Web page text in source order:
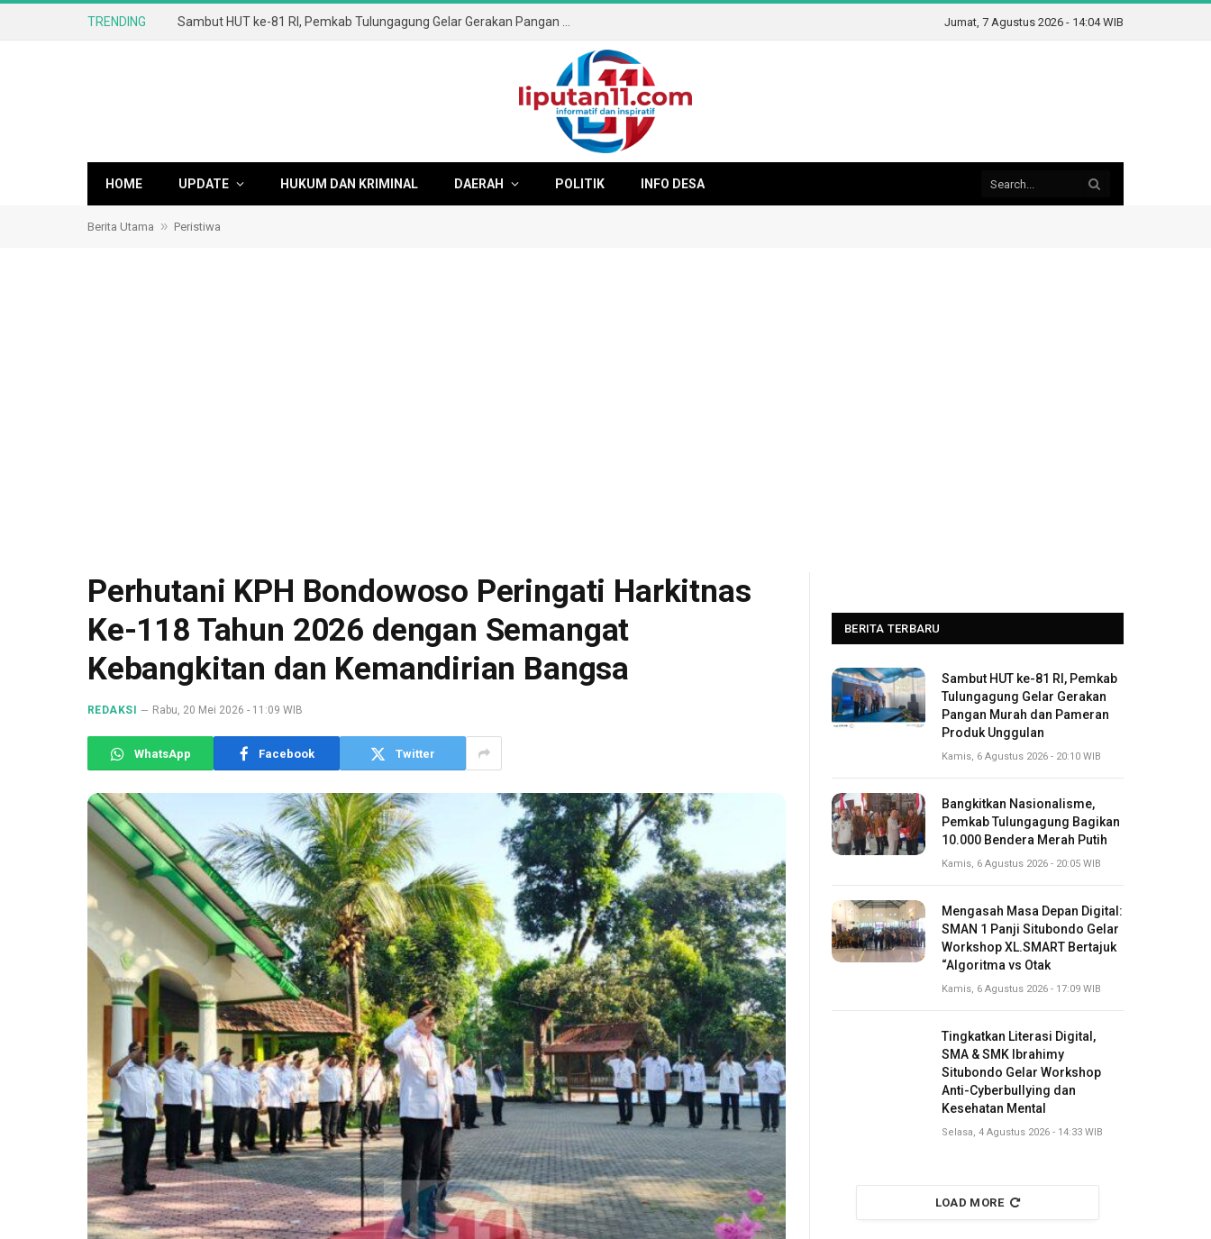
TRENDING Jumat, 7 Agustus 2026 - 14:04 WIB
HOME UPDATE HUKUM DAN KRIMINAL DAERAH POLITIK INFO DESA
Berita Utama » Peristiwa
Perhutani KPH Bondowoso Peringati Harkitnas
Ke-118 Tahun 2026 dengan Semangat
Kebangkitan dan Kemandirian Bangsa
REDAKSI Rabu, 20 Mei 2026 - 11:09 WIB
WhatsApp Facebook Twitter
BERITA TERBARU
Sambut HUT ke-81 RI, Pemkab
Tulungagung Gelar Gerakan
Pangan Murah dan Pameran
Produk Unggulan
Kamis, 6 Agustus 2026 - 20:10 WIB
Bangkitkan Nasionalisme,
Pemkab Tulungagung Bagikan
10.000 Bendera Merah Putih
Kamis, 6 Agustus 2026 - 20:05 WIB
Mengasah Masa Depan Digital:
SMAN 1 Panji Situbondo Gelar
Workshop XL.SMART Bertajuk
“Algoritma vs Otak
Kamis, 6 Agustus 2026 - 17:09 WIB
Tingkatkan Literasi Digital,
SMA & SMK Ibrahimy
Situbondo Gelar Workshop
Anti-Cyberbullying dan
Kesehatan Mental
Selasa, 4 Agustus 2026 - 14:33 WIB
LOAD MORE